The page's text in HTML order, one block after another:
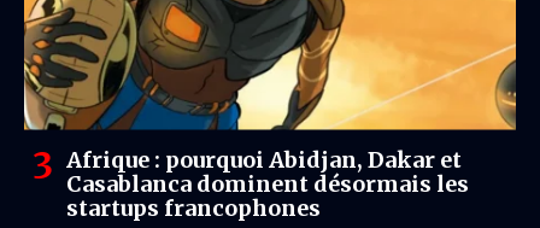
Afrique : pourquoi Abidjan, Dakar et
Casablanca dominent désormais les
startups francophones